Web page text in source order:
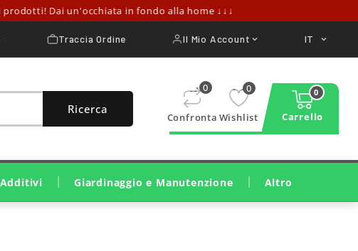
Dai un'occhiata in fondo alla home ↓↓↓
Traccia Ordine Il Mio Account IT
Ricerca

Confronta
0 
Wishlist
0 0
Carrello
Giardinaggio e Manutenzione Altro